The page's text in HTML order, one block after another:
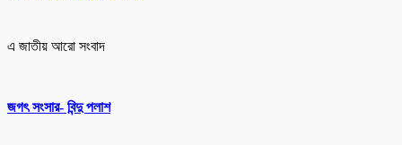
এ জাতীয় আরো সংবাদ
জগৎ সংসার- বিন্দু পলাশ